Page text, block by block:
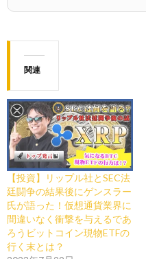
関連
【投資】リップル社とSEC法
廷闘争の結果後にゲンスラー
氏が語った！仮想通貨業界に
間違いなく衝撃を与えるであ
ろうビットコイン現物ETFの
行く末とは？